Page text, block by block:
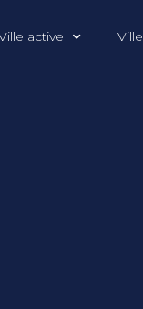
active